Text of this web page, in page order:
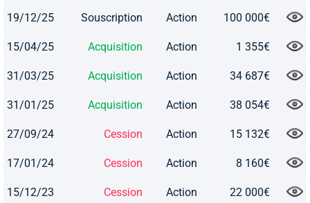
19/12/25 Souscription Action 100 000€
15/04/25 Acquisition Action 1 355€
31/03/25 Acquisition Action 34 687€
31/01/25 Acquisition Action 38 054€
27/09/24 Cession Action 15 132€
17/01/24 Cession Action 8 160€
15/12/23 Cession Action 22 000€